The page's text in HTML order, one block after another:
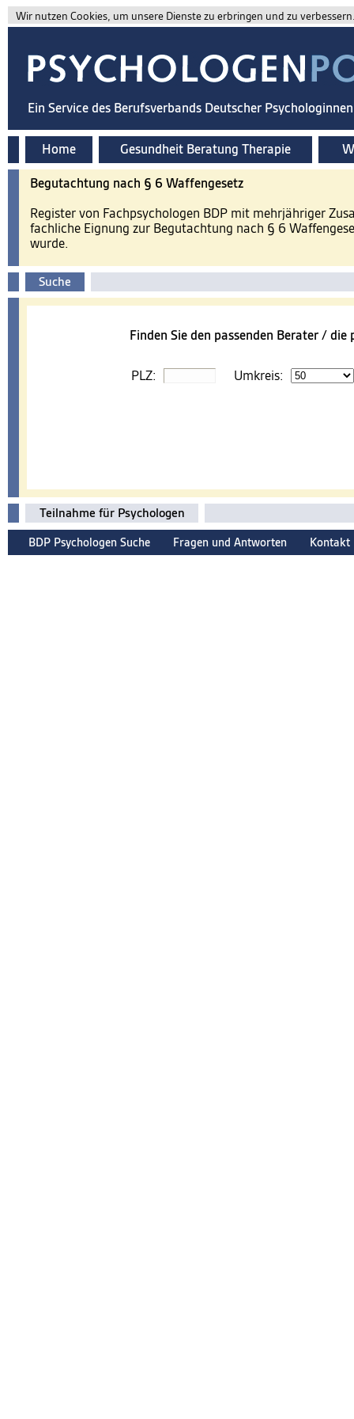
Wir nutzen Cookies, um unsere Dienste zu erbringen und zu
Ein Service des Berufsverbands Deutscher
Home Gesundheit Beratung Therapie
​Begutachtung nach § 6 Waffengesetz
Register von Fachpsychologen BDP mit mehrjähriger
fachliche Eignung zur Begutachtung nach § 6
wurde.
Suche
Finden Sie den passenden Berater /
PLZ: Umkreis:
Teilnahme für Psychologen
BDP Psychologen Suche Fragen und Antworten Kontakt